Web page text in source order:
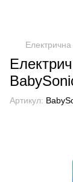
Електрична
Артикул: